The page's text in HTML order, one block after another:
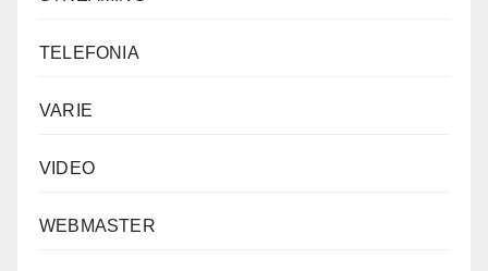
TELEFONIA
VARIE
VIDEO
WEBMASTER